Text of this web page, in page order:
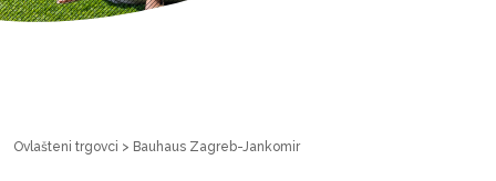
Ovlašteni trgovci > Bauhaus Zagreb-Jankomir